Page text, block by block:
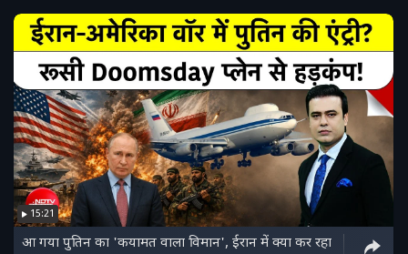
15:21
आ गया पुतिन का 'कयामत वाला विमान', ईरान में क्या कर रहा